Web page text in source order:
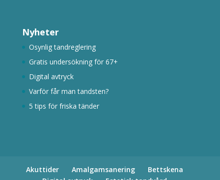
Nyheter
Osynlig tandreglering
Gratis undersökning för 67+
Digital avtryck
Varför får man tandsten?
5 tips för friska tänder
Akuttider Amalgamsanering
Bettskena